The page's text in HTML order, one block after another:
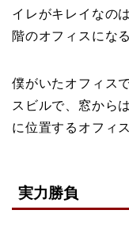
イレがキレイなの
階のオフィスにな
僕がいたオフィス
スビルで、窓から
に位置するオフィ
実力勝負